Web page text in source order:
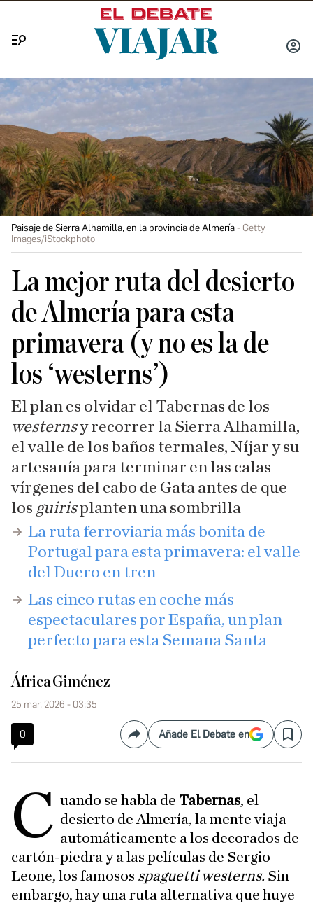
INICIAR
Paisaje de Sierra Alhamilla, en la provincia de Almería
Getty
Images/iStockphoto
La mejor ruta del desierto
de Almería para esta
primavera (y no es la de
los ‘westerns’)
El plan es olvidar el Tabernas de los
westernsy recorrer la Sierra Alhamilla,
el valle de los baños termales, Níjar y su
artesanía para terminar en las calas
vírgenes del cabo de Gata antes de que
los guirisplanten una sombrilla
La ruta ferroviaria más bonita de
Portugal para esta primavera: el valle
del Duero en tren
Las cinco rutas en coche más
espectaculares por España, un plan
perfecto para esta Semana Santa
África Giménez
25 mar. 2026 - 03:35
0 CompartirAñade El Debate en Save
C uando se habla de Tabernas, el
desierto de Almería, la mente viaja
automáticamente a los decorados de
cartón-piedra y a las películas de Sergio
Leone, los famosos spaguetti westerns. Sin
embargo, hay una ruta alternativa que huye